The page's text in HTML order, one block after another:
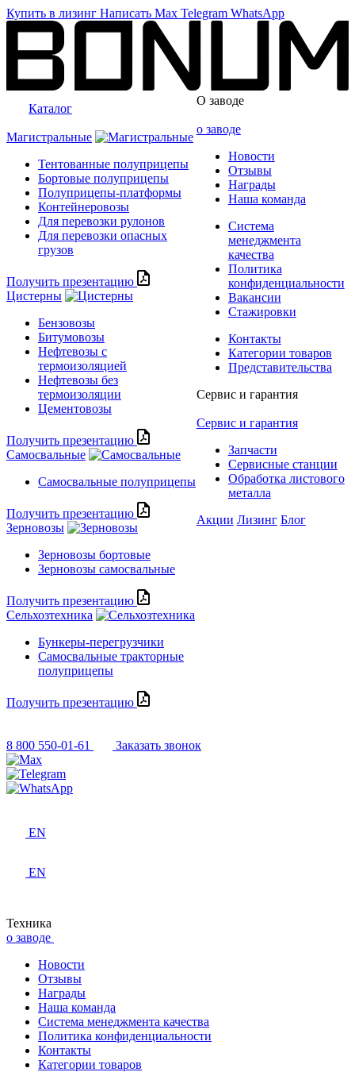
Купить в лизинг Написать Max Telegram WhatsApp
Каталог
Магистральные
Тентованные полуприцепы
Бортовые полуприцепы
Полуприцепы-платформы
Контейнеровозы
Для перевозки рулонов
Для перевозки опасных
грузов
Получить презентацию
Цистерны
Бензовозы
Битумовозы
Нефтевозы с
термоизоляцией
Нефтевозы без
термоизоляции
Цементовозы
Получить презентацию
Самосвальные
Самосвальные полуприцепы
Получить презентацию
Зерновозы
Зерновозы бортовые
Зерновозы самосвальные
Получить презентацию
Сельхозтехника
Бункеры-перегрузчики
Самосвальные тракторные
полуприцепы
Получить презентацию
О заводе
о заводе
Новости
Отзывы
Награды
Наша команда
Система
менеджмента
качества
Политика
конфиденциальности
Вакансии
Стажировки
Контакты
Категории товаров
Представительства
Сервис и гарантия
Сервис и гарантия
Запчасти
Сервисные станции
Обработка листового
металла
Акции Лизинг Блог
8 800 550-01-61 Заказать звонок
EN
EN
Техника
о заводе
Новости
Отзывы
Награды
Наша команда
Система менеджмента качества
Политика конфиденциальности
Контакты
Категории товаров